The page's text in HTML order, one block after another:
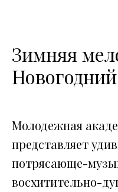
Зимняя
Молодежная
представляет
потрясающе-
восхитительно-